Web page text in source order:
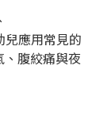
應用常見的
腹絞痛與夜